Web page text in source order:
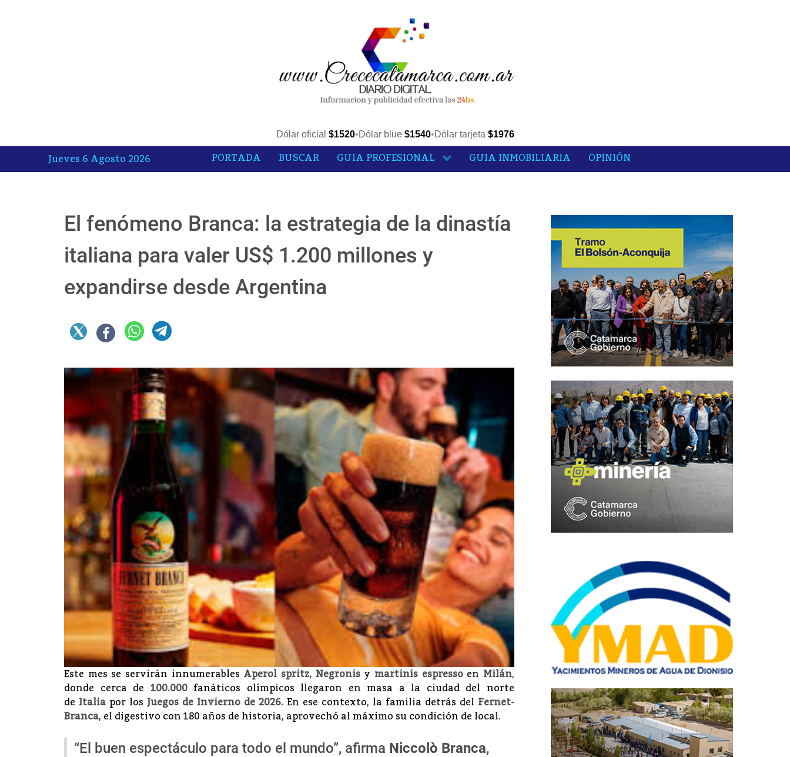
Dólar oficial $1520•Dólar blue $1540•Dólar tarjeta $1976
Jueves 6 Agosto 2026 PORTADA BUSCAR GUIA PROFESIONAL GUIA INMOBILIARIA OPINIÓN
El fenómeno Branca: la estrategia de la dinastía
italiana para valer US$ 1.200 millones y
expandirse desde Argentina
Este mes se servirán innumerables Aperol spritz, Negronisy martinis espressoen Milán,
donde cerca de 100.000fanáticos olímpicos llegaron en masa a la ciudad del norte
de Italia por los Juegos de Invierno de 2026.En ese contexto, la familia detrás del Fernet-
Branca, el digestivo con 180 años de historia, aprovechó al máximo su condición de local.
“El buen espectáculo para todo el mundo”, afirma Niccolò Branca,